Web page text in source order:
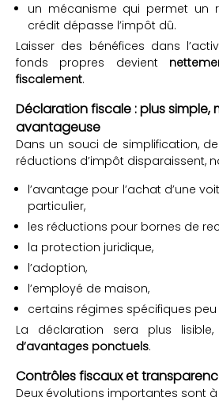
un mécanisme qui permet un
crédit dépasse l’impôt dû.
Laisser des bénéfices dans
fonds propres devient
fiscalement.
Déclaration fiscale : plus simple,
avantageuse
Dans un souci de simplification,
réductions d’impôt disparaissent,
l’avantage pour l’achat d’une
particulier,
les réductions pour bornes de
la protection juridique,
l’adoption,
l’employé de maison,
certains régimes spécifiques peu
La déclaration sera plus
d’avantages ponctuels.
Contrôles fiscaux et
Deux évolutions importantes sont